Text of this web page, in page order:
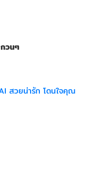
กล 2569 ฮาๆ กวนๆ